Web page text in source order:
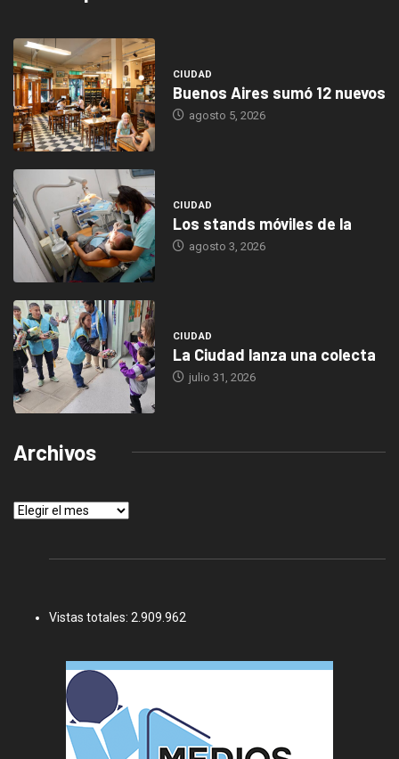
CIUDAD
Buenos Aires sumó 12 nuevos
agosto 5, 2026
CIUDAD
Los stands móviles de la
agosto 3, 2026
CIUDAD
La Ciudad lanza una colecta
julio 31, 2026
Archivos
Archivos
Vistas totales: 2.909.962